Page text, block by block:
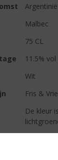
Argentinië
Malbec
75 CL
11.5% vol
Wit
Fris &
De kleur